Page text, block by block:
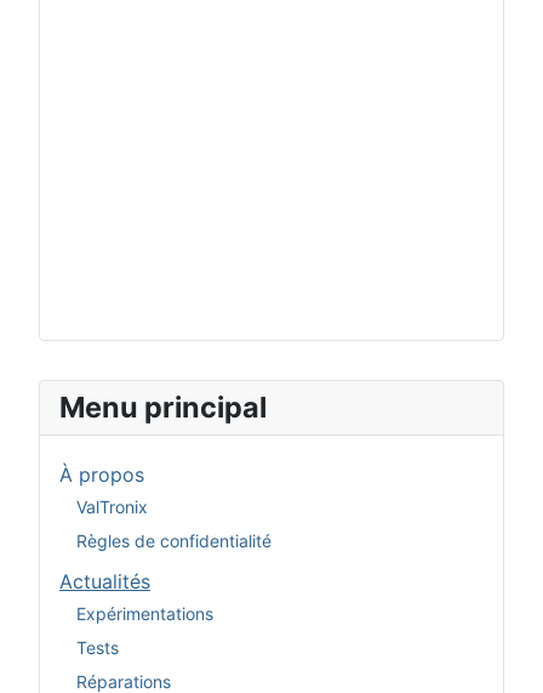
Menu principal
À propos
ValTronix
Règles de confidentialité
Actualités
Expérimentations
Tests
Réparations